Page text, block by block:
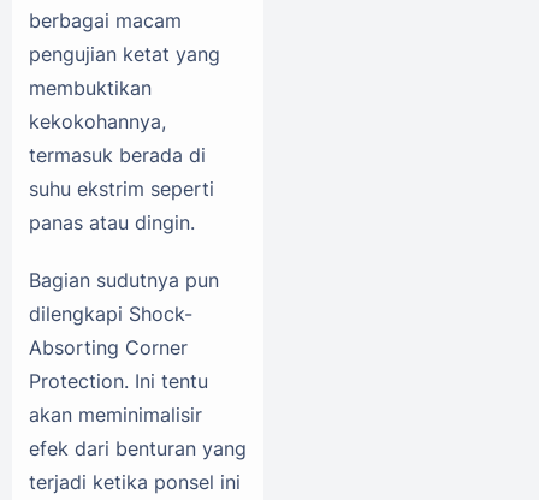
berbagai macam
pengujian ketat yang
membuktikan
kekokohannya,
termasuk berada di
suhu ekstrim seperti
panas atau dingin.
Bagian sudutnya pun
dilengkapi Shock-
Absorting Corner
Protection. Ini tentu
akan meminimalisir
efek dari benturan yang
terjadi ketika ponsel ini